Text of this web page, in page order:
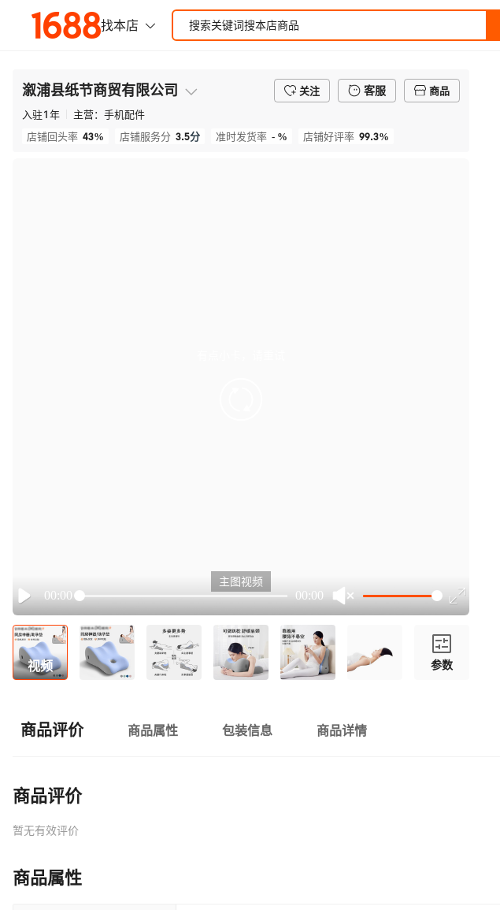
溆浦县纸节商贸有限公司 关注 客服
商品
入驻1年 主营： 手机配件
店铺回头率 43% 店铺服务分 3.5分 准时发货率 - % 店铺好评率 99.3%
Play
00:00 00:00
主图视频
视频 参数
商品评价 商品属性 包装信息 商品详情
商品评价
暂无有效评价
商品属性